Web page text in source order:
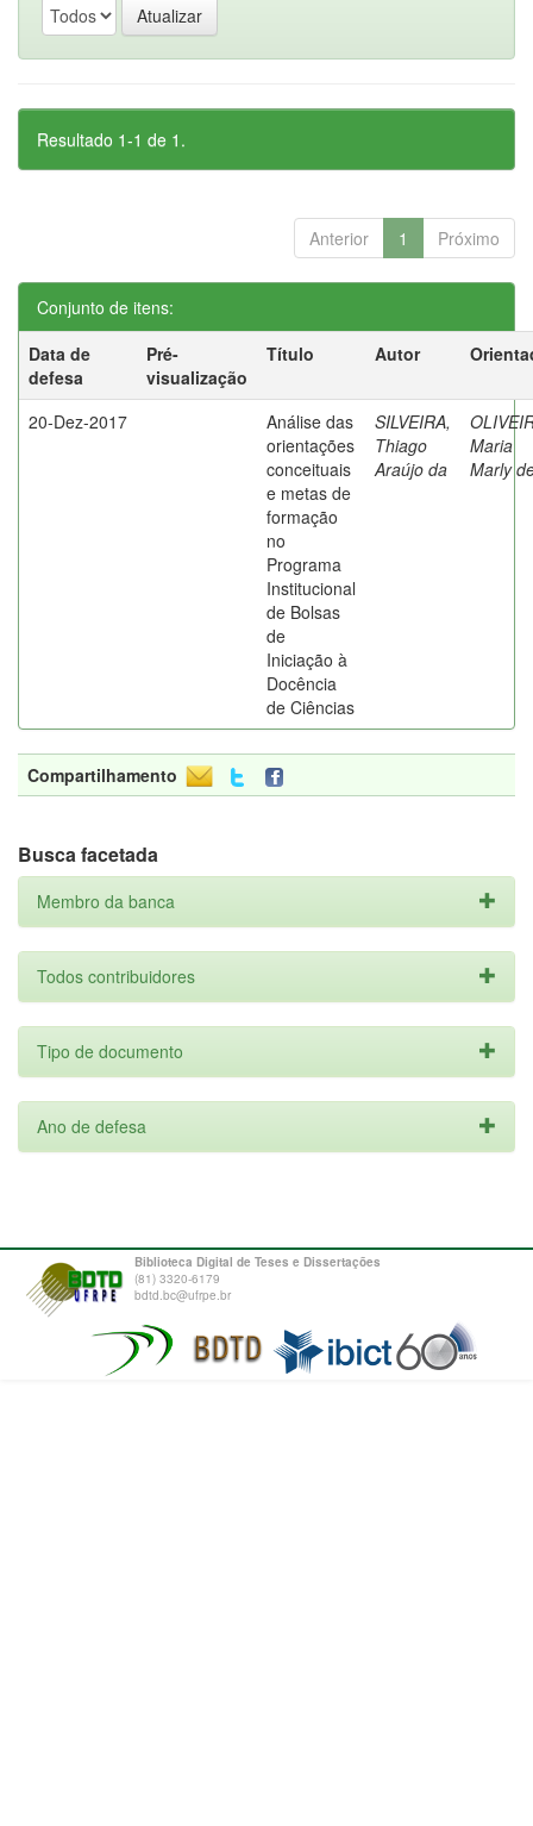
Resultado 1-1 de 1.
Anterior 1 Próximo
Conjunto de itens:
Data de
defesa
Pré-
visualização
Título Autor
20-Dez-2017
Análise das
orientações
conceituais
e metas de
formação
no
Programa
Institucional
de Bolsas
de
Iniciação à
Docência
de Ciências
SILVEIRA,
Thiago
Araújo da
Maria
Marly
Compartilhamento
Busca facetada
Membro da banca
Todos contribuidores
Tipo de documento
Ano de defesa
Biblioteca Digital de Teses e Dissertações
(81) 3320-6179
bdtd.bc@ufrpe.br